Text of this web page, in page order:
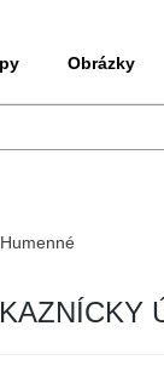
Obrázky